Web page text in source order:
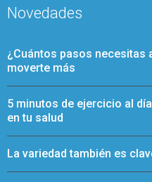
Novedades
¿Cuántos pasos necesitas
moverte más
5 minutos de ejercicio al
en tu salud
La variedad también es